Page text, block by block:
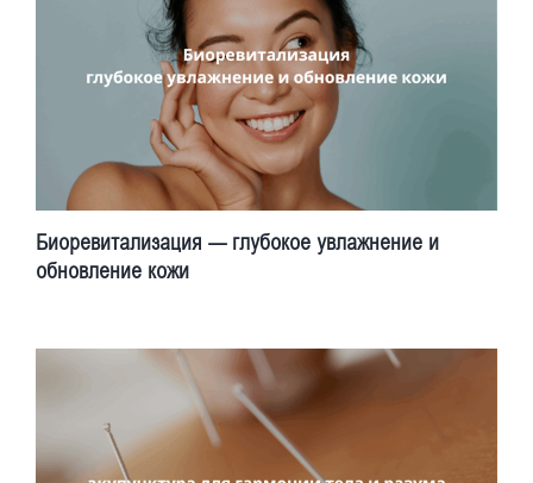
Биоревитализация — глубокое увлажнение и
обновление кожи